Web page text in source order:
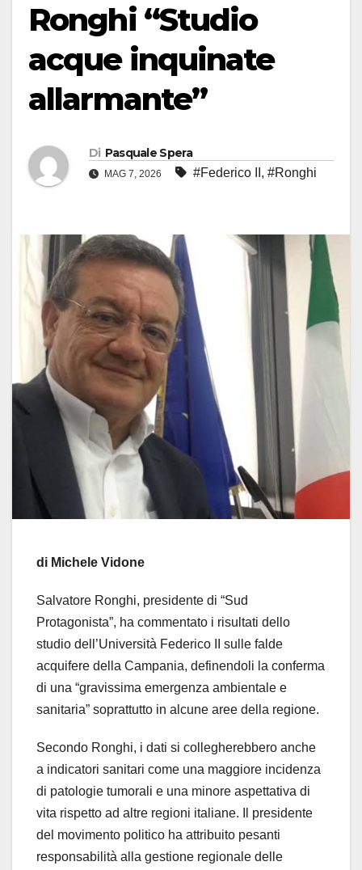
Ronghi “Studio
acque inquinate
allarmante”
Di Pasquale Spera
MAG 7, 2026 #Federico II , #Ronghi
di Michele Vidone
Salvatore Ronghi, presidente di “Sud
Protagonista”, ha commentato i risultati dello
studio dell’Università Federico II sulle falde
acquifere della Campania, definendoli la conferma
di una “gravissima emergenza ambientale e
sanitaria” soprattutto in alcune aree della regione.
Secondo Ronghi, i dati si collegherebbero anche
a indicatori sanitari come una maggiore incidenza
di patologie tumorali e una minore aspettativa di
vita rispetto ad altre regioni italiane. Il presidente
del movimento politico ha attribuito pesanti
responsabilità alla gestione regionale delle